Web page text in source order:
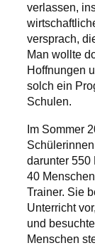
verlassen,
versprach,
Man wollte
Hoffnungen
solch ein
Schulen.
Im Sommer
darunter 550
40
Trainer. Sie
Unterricht
und
Menschen